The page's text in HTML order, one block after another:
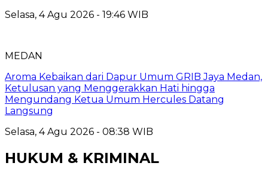
Selasa, 4 Agu 2026 - 19:46 WIB
MEDAN
Aroma Kebaikan dari Dapur Umum GRIB Jaya Medan,
Ketulusan yang Menggerakkan Hati hingga
Mengundang Ketua Umum Hercules Datang
Langsung
Selasa, 4 Agu 2026 - 08:38 WIB
HUKUM & KRIMINAL